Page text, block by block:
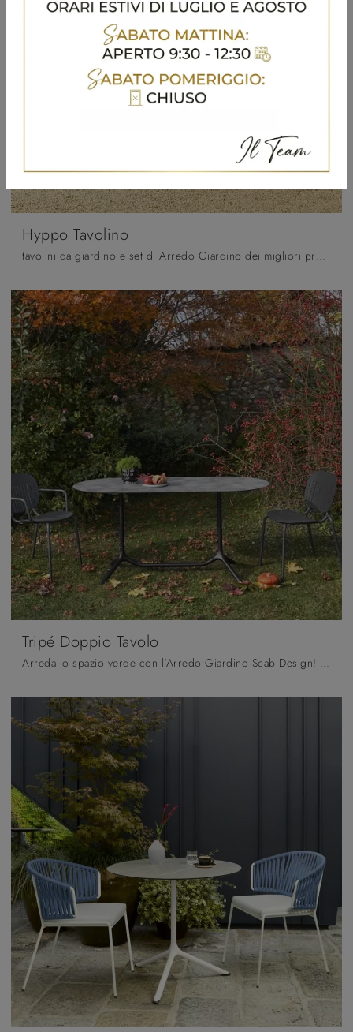
Hyppo Tavolino
tavolini da giardino e set di Arredo Giardino dei migliori produttori: scopri di più sul modello Hyppo Tavolino di Scab Design, clicca subito!
Tripé Doppio Tavolo
Arreda lo spazio verde con l'Arredo Giardino Scab Design! Set e tavoli da giardino in HPL, come il modello Tripé Doppio Tavolo, ti attendono!